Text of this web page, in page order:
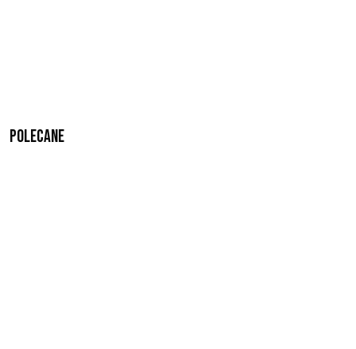
Polecane